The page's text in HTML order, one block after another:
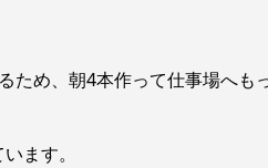
め、朝4本作って仕事場へも
ます。